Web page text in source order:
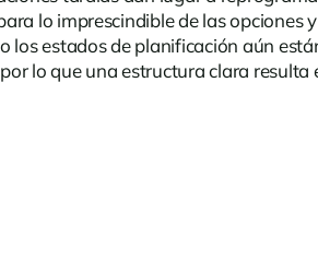
lo imprescindible de las
estados de planificación aún
lo que una estructura clara resulta